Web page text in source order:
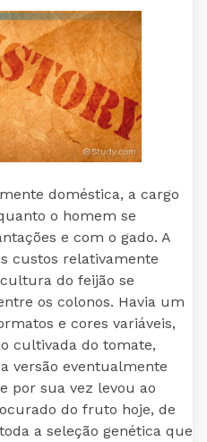
doméstica, a cargo
o homem se
e com o gado. A
custos relativamente
do feijão se
os colonos. Havia um
e cores variáveis,
cultivada do tomate,
versão eventualmente
por sua vez levou ao
do fruto hoje, de
a seleção genética que